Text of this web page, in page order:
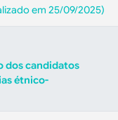
em 25/09/2025)
dos candidatos
étnico-